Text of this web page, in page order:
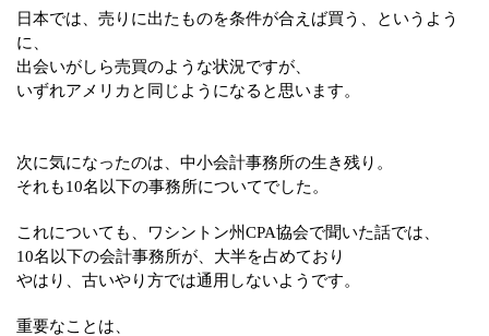
日本では、売りに出たものを条件が合えば買う、というよう
に、
出会いがしら売買のような状況ですが、
いずれアメリカと同じようになると思います。
次に気になったのは、中小会計事務所の生き残り。
それも10名以下の事務所についてでした。
これについても、ワシントン州CPA協会で聞いた話では、
10名以下の会計事務所が、大半を占めており
やはり、古いやり方では通用しないようです。
重要なことは、